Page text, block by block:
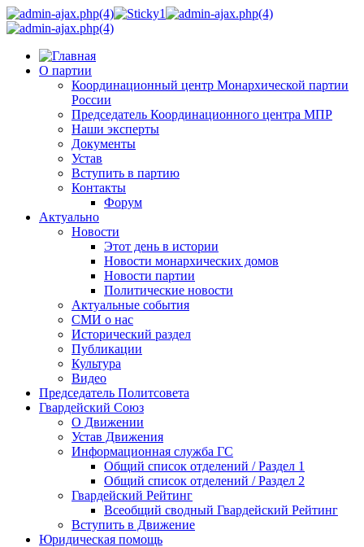
О партии
Координационный центр Монархической партии
России
Председатель Координационного центра МПР
Наши эксперты
Документы
Устав
Вступить в партию
Контакты
Форум
Актуально
Новости
Этот день в истории
Новости монархических домов
Новости партии
Политические новости
Актуальные события
СМИ о нас
Исторический раздел
Публикации
Культура
Видео
Председатель Политсовета
Гвардейский Союз
О Движении
Устав Движения
Информационная служба ГС
Общий список отделений / Раздел 1
Общий список отделений / Раздел 2
Гвардейский Рейтинг
Всеобщий сводный Гвардейский Рейтинг
Вступить в Движение
Юридическая помощь